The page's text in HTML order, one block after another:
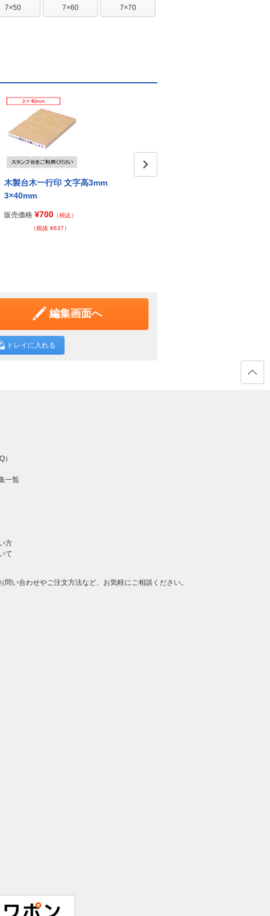
7×50 7×60 7×70
木製台木一行印 文字高3mm
3×40mm
販売価格 ¥700 （税込）
（税抜 ¥637）
編集画面へ
トレイに入れる
）
一覧
方
て
問い合わせやご注文方法など、お気軽にご相談ください。